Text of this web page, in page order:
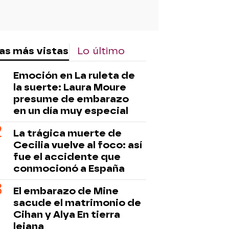
más vistas Lo último
Emoción en La ruleta de
la suerte: Laura Moure
presume de embarazo
en un día muy especial
La trágica muerte de
Cecilia vuelve al foco: así
fue el accidente que
conmocionó a España
El embarazo de Mine
sacude el matrimonio de
Cihan y Alya En tierra
lejana